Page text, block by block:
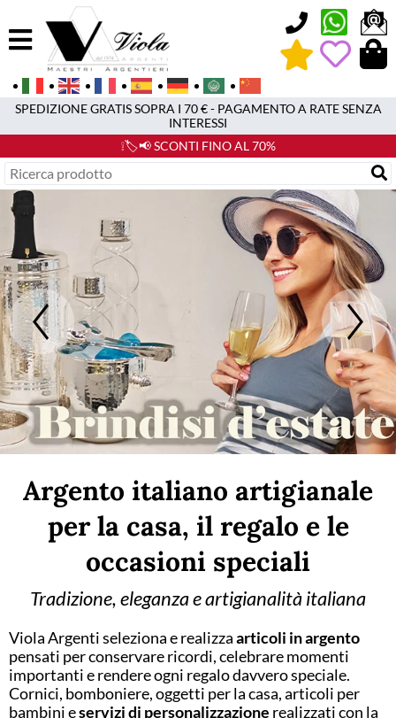
SPEDIZIONE GRATIS SOPRA I 70 € - PAGAMENTO A RATE SENZA
INTERESSI
❕🏷️📢 SCONTI FINO AL 70%
Argento italiano artigianale
per la casa, il regalo e le
occasioni speciali
Tradizione, eleganza e artigianalità italiana
Viola Argenti seleziona e realizzaarticoli in argento
pensati per conservare ricordi, celebrare momenti
importanti e rendere ogni regalo davvero speciale.
Cornici, bomboniere, oggetti per la casa, articoli per
bambini eservizi di personalizzazione realizzati con la